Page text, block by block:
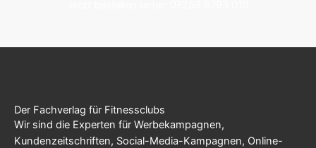
Der Fachverlag für Fitnessclubs
Wir sind die Experten für Werbekampagnen,
Kundenzeitschriften, Social-Media-Kampagnen, Online-